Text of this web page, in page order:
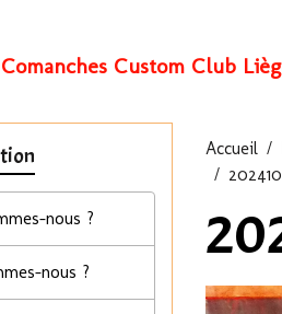
Comanches Custom Club
Accueil
nous ?
nous ?